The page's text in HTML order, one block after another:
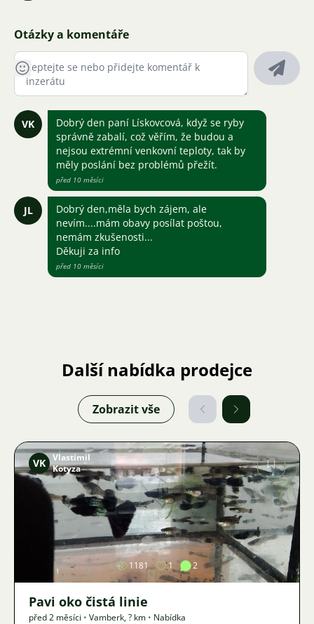
Otázky a komentáře
VK
Dobrý den paní Lískovcová, když se ryby
správně zabalí, což věřím, že budou a
nejsou extrémní venkovní teploty, tak by
měly poslání bez problémů přežít.
před 10 měsíci
JL
Dobrý den,měla bych zájem, ale
nevím....mám obavy posílat poštou,
nemám zkušenosti...
Děkuji za info
před 10 měsíci
Další nabídka prodejce
Zobrazit vše
Obrázek
VK Vlastimil
Kotyza
1181 1 2
Pavi oko čistá linie
před 2 měsíci • Vamberk,? km • Nabídka